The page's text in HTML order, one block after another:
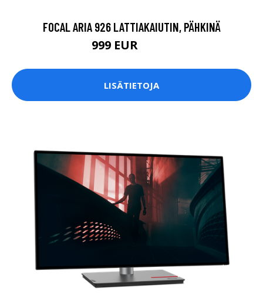
FOCAL ARIA 926 LATTIAKAIUTIN, PÄHKINÄ
999 EUR
LISÄTIETOJA